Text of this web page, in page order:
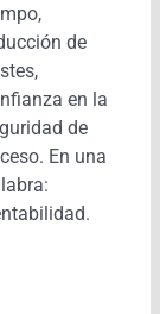
de
en la
de
En una